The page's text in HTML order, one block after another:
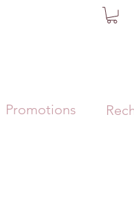
Promotions